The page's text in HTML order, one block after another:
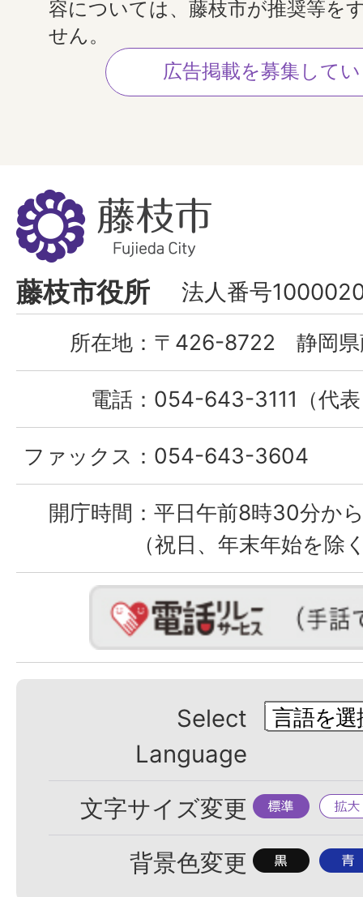
容については、藤枝市が推奨等を
せん。
広告掲載を募集して
藤
枝
市
Fujieda
City
藤枝市役所 法人番号
所在地： 〒426-8722 静岡県
電話： 054-643-3111（代
ファックス： 054-643-3604
開庁時間： 平日午前8時30分か
（祝日、年末年始を除
Select
Language
文字サイズ変更 標
準
拡
大
背景色変更 背
背